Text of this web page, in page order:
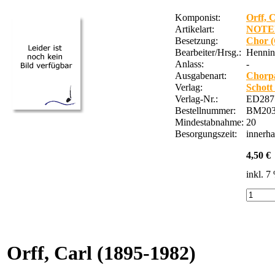
Komponist:
Orff,
Artikelart:
Besetzung:
Chor
Bearbeiter/Hrsg.:
Anlass:
-
Ausgabenart:
Verlag:
Verlag-Nr.:
Bestellnummer:
Mindestabnahme: 20
Besorgungszeit:
4,50 €
inkl. 7
Orff, Carl (1895-1982)